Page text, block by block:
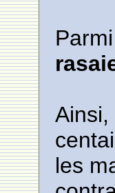
Ainsi,
les